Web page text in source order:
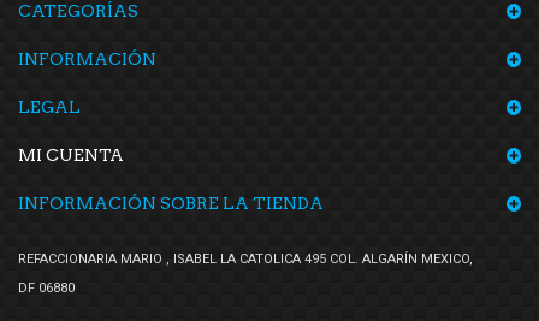
CATEGORÍAS
INFORMACIÓN
LEGAL
MI CUENTA
INFORMACIÓN SOBRE LA TIENDA
REFACCIONARIA MARIO , ISABEL LA CATOLICA 495 COL. ALGARÍN MEXICO,
DF 06880